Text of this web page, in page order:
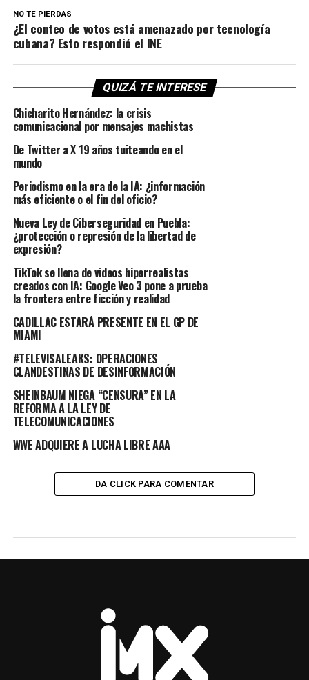
NO TE PIERDAS
¿El conteo de votos está amenazado por tecnología
cubana? Esto respondió el INE
QUIZÁ TE INTERESE
Chicharito Hernández: la crisis
comunicacional por mensajes machistas
De Twitter a X 19 años tuiteando en el
mundo
Periodismo en la era de la IA: ¿información
más eficiente o el fin del oficio?
Nueva Ley de Ciberseguridad en Puebla:
¿protección o represión de la libertad de
expresión?
TikTok se llena de videos hiperrealistas
creados con IA: Google Veo 3 pone a prueba
la frontera entre ficción y realidad
CADILLAC ESTARÁ PRESENTE EN EL GP DE
MIAMI
#TELEVISALEAKS: OPERACIONES
CLANDESTINAS DE DESINFORMACIÓN
SHEINBAUM NIEGA “CENSURA” EN LA
REFORMA A LA LEY DE
TELECOMUNICACIONES
WWE ADQUIERE A LUCHA LIBRE AAA
DA CLICK PARA COMENTAR